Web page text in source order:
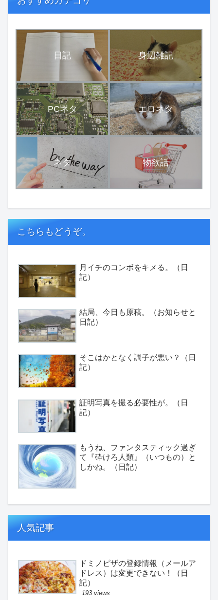
日記 身辺雑記
PCネタ エロネタ
ネタ 物欲話
こちらもどうぞ。
月イチのコンボをキメる。（日
記）
結局、今日も原稿。（お知らせと
日記）
そこはかとなく調子が悪い？（日
記）
証明写真を撮る必要性が。（日
記）
もうね、ファンタスティック過ぎ
て『砕けろ人類』（いつもの）と
しかね。（日記）
人気記事
ドミノピザの登録情報（メールア
ドレス）は変更できない！（日
記）
193 views